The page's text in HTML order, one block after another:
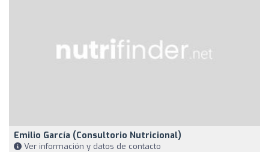
Emilio García (Consultorio Nutricional)
Ver información y datos de contacto